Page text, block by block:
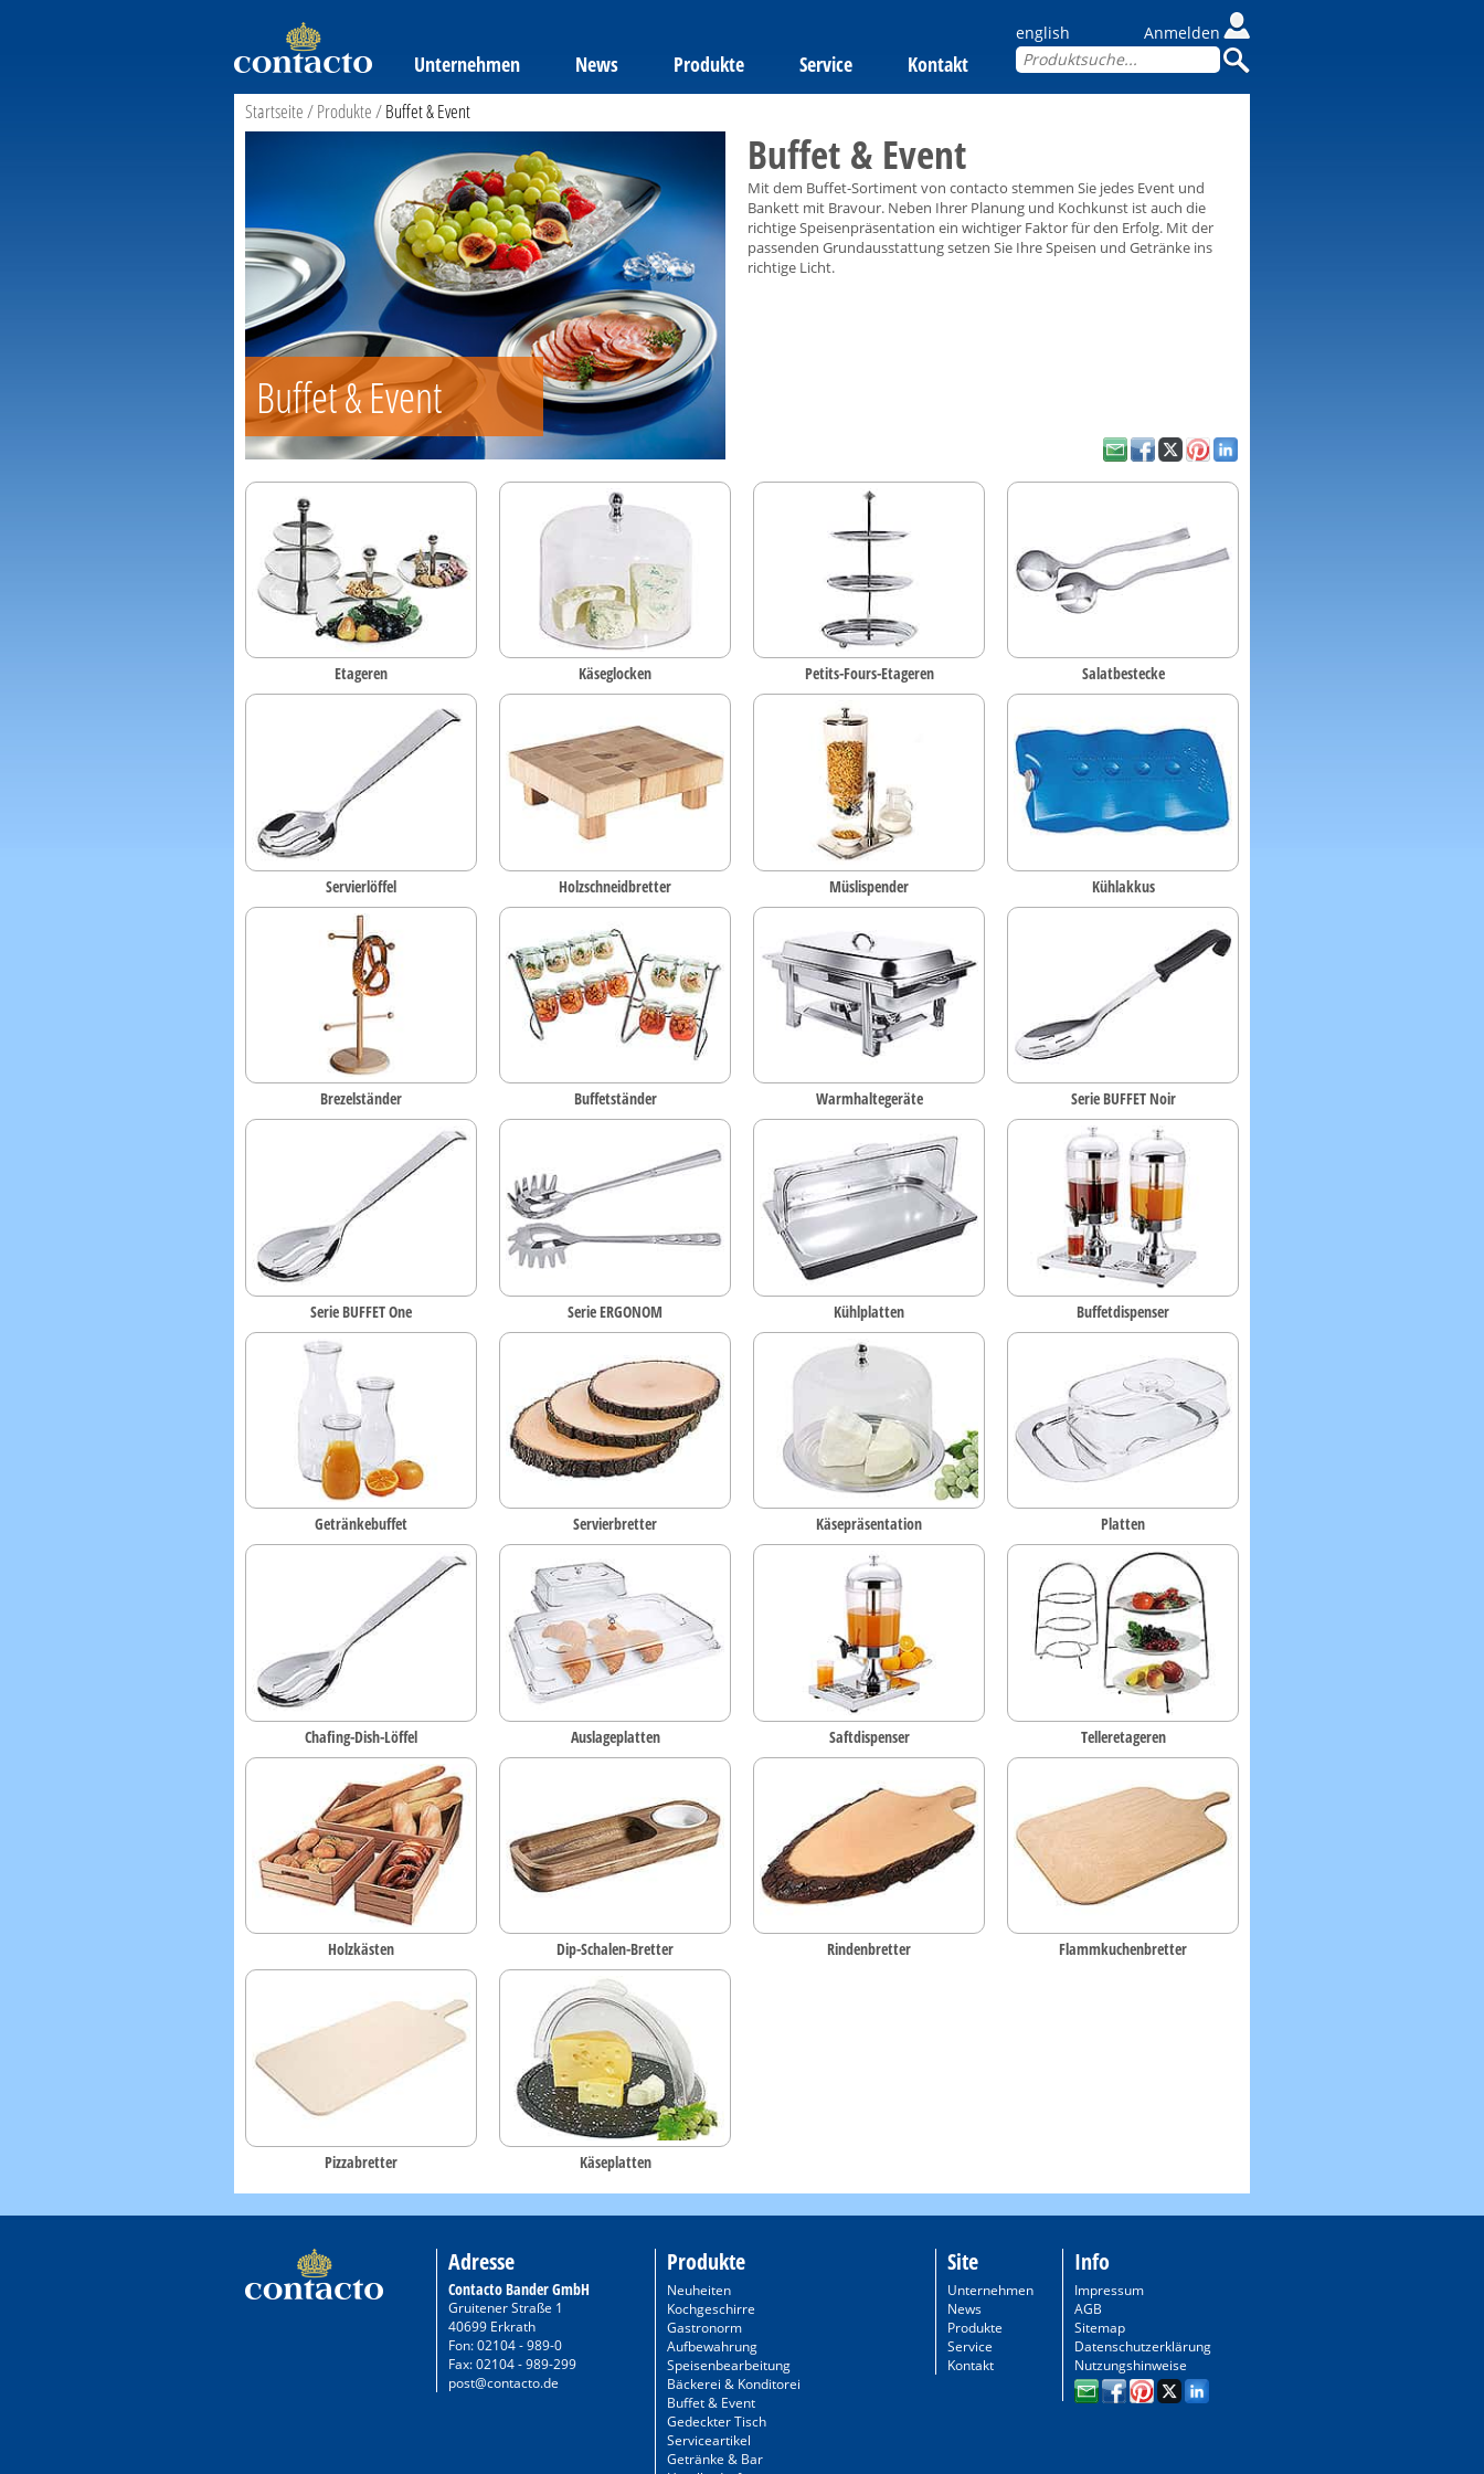
Unternehmen News Produkte Service Kontakt
english Anmelden
Startseite/Produkte/Buffet & Event
Buffet & Event
Buffet & Event
Mit dem Buffet-Sortiment von contacto stemmen Sie jedes Event und
Bankett mit Bravour. Neben Ihrer Planung und Kochkunst ist auch die
richtige Speisenpräsentation ein wichtiger Faktor für den Erfolg. Mit der
passenden Grundausstattung setzen Sie Ihre Speisen und Getränke ins
richtige Licht.
Etageren Käseglocken Petits-Fours-Etageren Salatbestecke
Servierlöffel Holzschneidbretter Müslispender Kühlakkus
Brezelständer Buffetständer Warmhaltegeräte Serie BUFFET Noir
Serie BUFFET One Serie ERGONOM Kühlplatten Buffetdispenser
Getränkebuffet Servierbretter Käsepräsentation Platten
Chafing-Dish-Löffel Auslageplatten Saftdispenser Telleretageren
Holzkästen Dip-Schalen-Bretter Rindenbretter Flammkuchenbretter
Pizzabretter Käseplatten
Adresse
Contacto Bander GmbH
Gruitener Straße 1
40699 Erkrath
Fon: 02104 - 989-0
Fax: 02104 - 989-299
post@contacto.de
Produkte
Neuheiten
Kochgeschirre
Gastronorm
Aufbewahrung
Speisenbearbeitung
Bäckerei & Konditorei
Buffet & Event
Gedeckter Tisch
Serviceartikel
Getränke & Bar
Site
Unternehmen
News
Produkte
Service
Kontakt
Info
Impressum
AGB
Sitemap
Datenschutzerklärung
Nutzungshinweise